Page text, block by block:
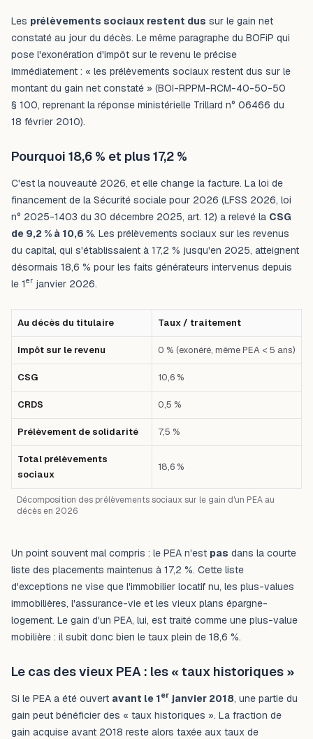
Les prélèvements sociaux restent dus sur le gain net
constaté au jour du décès. Le même paragraphe du BOFiP qui
pose l'exonération d'impôt sur le revenu le précise
immédiatement : « les prélèvements sociaux restent dus sur le
montant du gain net constaté » (BOI-RPPM-RCM-40-50-50
§ 100, reprenant la réponse ministérielle Trillard n° 06466 du
18 février 2010).
Pourquoi 18,6 % et plus 17,2 %
C'est la nouveauté 2026, et elle change la facture. La loi de
financement de la Sécurité sociale pour 2026 (LFSS 2026, loi
n° 2025-1403 du 30 décembre 2025, art. 12) a relevé la CSG
de 9,2 % à 10,6 %. Les prélèvements sociaux sur les revenus
du capital, qui s'établissaient à 17,2 % jusqu'en 2025, atteignent
désormais 18,6 % pour les faits générateurs intervenus depuis
le 1er janvier 2026.
Décomposition des prélèvements sociaux sur le gain d'un PEA au
décès en 2026
Au décès du titulaire Taux / traitement
Impôt sur le revenu 0 % (exonéré, même PEA < 5 ans)
CSG 10,6 %
CRDS 0,5 %
Prélèvement de solidarité 7,5 %
Total prélèvements
sociaux
18,6 %
Un point souvent mal compris : le PEA n'est pas dans la courte
liste des placements maintenus à 17,2 %. Cette liste
d'exceptions ne vise que l'immobilier locatif nu, les plus-values
immobilières, l'assurance-vie et les vieux plans épargne-
logement. Le gain d'un PEA, lui, est traité comme une plus-value
mobilière : il subit donc bien le taux plein de 18,6 %.
Le cas des vieux PEA : les « taux historiques »
Si le PEA a été ouvert avant le 1er janvier 2018, une partie du
gain peut bénéficier des « taux historiques ». La fraction de
gain acquise avant 2018 reste alors taxée aux taux de